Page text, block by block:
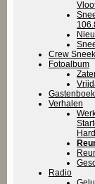
Crew
Fotoalbum
Gastenboek
Verhalen
Radio